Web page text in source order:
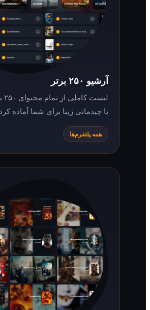
لیست کاملی از تمام محتوای ۲۵۰ برتر جهان را
با چیدمانی زیبا برای شما آماده کرده‌ایم.
همه پلتفرم‌ها